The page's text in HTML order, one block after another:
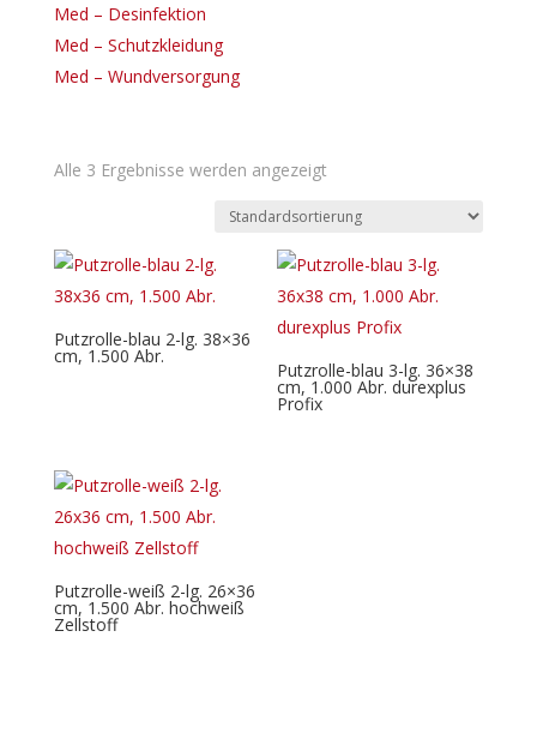
Med – Desinfektion
Med – Schutzkleidung
Med – Wundversorgung
Alle 3 Ergebnisse werden angezeigt
Putzrolle-blau 2-lg. 38×36
cm, 1.500 Abr.
Putzrolle-blau 3-lg. 36×38
cm, 1.000 Abr. durexplus
Profix
Putzrolle-weiß 2-lg. 26×36
cm, 1.500 Abr. hochweiß
Zellstoff